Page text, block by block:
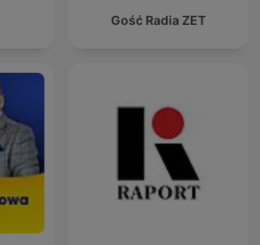
Gość Radia ZET